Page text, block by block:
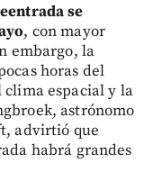
se
, con mayor
embargo, la
horas del
clima espacial y la
astrónomo
advirtió que
habrá grandes